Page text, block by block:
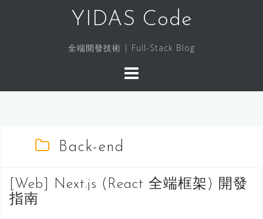
YIDAS Code
全端開發技術 | Full-Stack Blog
Back-end
[Web] Next.js (React 全端框架) 開發
指南